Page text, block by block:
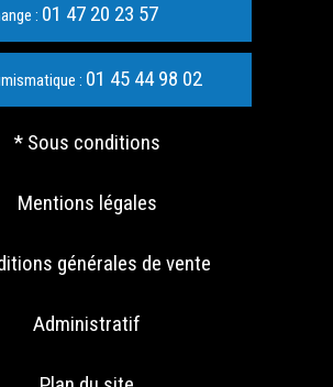
: 01 47 20 23 57
: 01 45 44 98 02
* Sous conditions
Mentions légales
générales de vente
Administratif